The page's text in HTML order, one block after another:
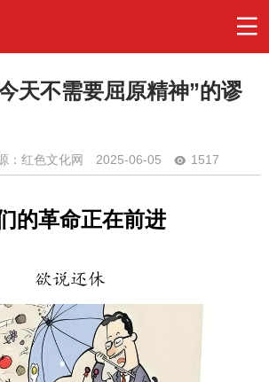
天不需要屈原精神”的谬
：红色文化网 2025-06-05 1517
的革命正在前进
欲说还休